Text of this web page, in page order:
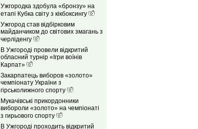
Ужгородка здобула «бронзу» на
етапі Кубка світу з кікбоксингу
Ужгород став відбірковим
майданчиком до світових змагань з
черліденгу
В Ужгороді провели відкритий
обласний турнір «Ігри воїнів
Карпат»
Закарпатець виборов «золото»
чемпіонату України з
гірськолижного спорту
Мукачівські прикордонники
вибороли «золото» на чемпіонаті
з гирьового спорту
В Ужгороді проходить відкритий